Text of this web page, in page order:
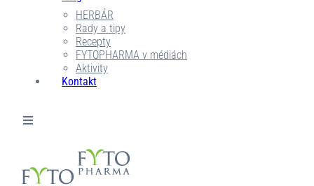
HERBÁR
Rady a tipy
Recepty
FYTOPHARMA v médiách
Aktivity
Kontakt